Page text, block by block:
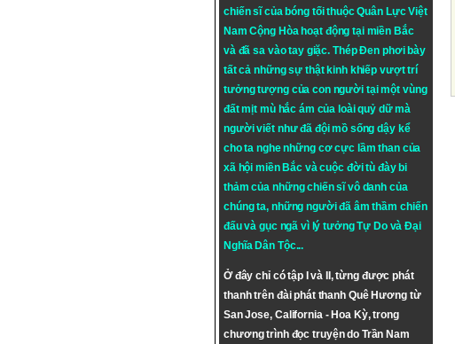
chiến sĩ của bóng tối thuộc Quân Lực Việt
Nam Cộng Hòa hoạt động tại miền Bắc
và đã sa vào tay giặc. Thép Đen phơi bày
tất cả những sự thật kinh khiếp vượt trí
tưởng tượng của con người tại một vùng
đất mịt mù hắc ám của loài quỷ dữ mà
người viết như đã đội mồ sống dậy kể
cho ta nghe những cơ cực lầm than của
xã hội miền Bắc và cuộc đời tù đày bi
thảm của những chiến sĩ vô danh của
chúng ta, những người đã âm thầm chiến
đấu và gục ngã vì lý tưởngTự DovàĐại
Nghĩa Dân Tộc...
Ở đây chỉ có tập I và II, từng được phát
thanh trên đài phát thanh Quê Hương từ
San Jose, California - Hoa Kỳ, trong
chương trình đọc truyện do Trần Nam